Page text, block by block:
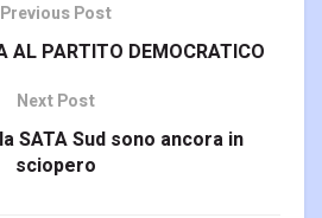
Previous Post
AL PARTITO DEMOCRATICO
Next Post
SATA Sud sono ancora in
sciopero